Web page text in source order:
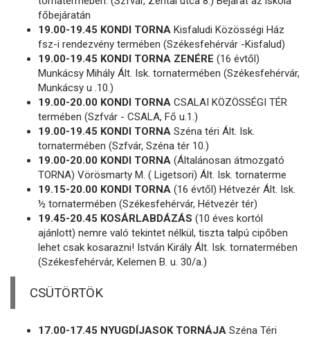
főbejáratán
19.00-19.45 KONDI TORNA Kisfaludi Közösségi Ház
fsz-i rendezvény termében (Székesfehérvár -Kisfalud)
19.00-19.45 KONDI TORNA ZENÉRE (16 évtől)
Munkácsy Mihály Ált. Isk. tornatermében (Székesfehérvár,
Munkácsy u .10.)
19.00-20.00 KONDI TORNA CSALAI KÖZÖSSÉGI TÉR
termében (Szfvár - CSALA, Fő u.1.)
19.00-19.45 KONDI TORNA Széna téri Ált. Isk.
tornatermében (Szfvár, Széna tér 10.)
19.00-20.00 KONDI TORNA (Általánosan átmozgató
TORNA) Vörösmarty M. ( Ligetsori) Ált. Isk. tornaterme
19.15-20.00 KONDI TORNA (16 évtől) Hétvezér Ált. Isk.
½ tornatermében (Székesfehérvár, Hétvezér tér)
19.45-20.45 KOSÁRLABDÁZÁS (10 éves kortól
ajánlott) nemre való tekintet nélkül, tiszta talpú cipőben
lehet csak kosarazni! István Király Ált. Isk. tornatermében
(Székesfehérvár, Kelemen B. u. 30/a.)
CSÜTÖRTÖK
17.00-17.45 NYUGDÍJASOK TORNÁJA Széna Téri